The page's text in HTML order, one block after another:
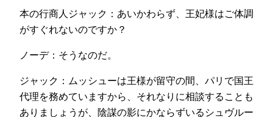
本の行商人ジャック：あいかわらず、王妃様はご体調
がすぐれないのですか？
ノーデ：そうなのだ。
ジャック：ムッシューは王様が留守の間、パリで国王
代理を務めていますから、それなりに相談することも
ありましょうが、陰謀の影にかならずいるシュヴルー